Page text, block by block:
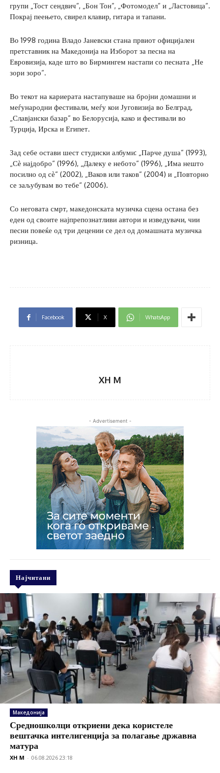
групи „Тост сендвич“, „Бон Тон“, „Фотомодел“ и „Ластовица“.
Покрај пеењето, свирел клавир, гитара и тапани.
Во 1998 година Владо Јаневски стана првиот официјален
претставник на Македонија на Изборот за песна на
Евровизија, каде што во Бирмингем настапи со песната „Не
зори зоро“.
Во текот на кариерата настапуваше на бројни домашни и
меѓународни фестивали, меѓу кои Југовизија во Белград,
„Славјански базар“ во Белорусија, како и фестивали во
Турција, Ирска и Египет.
Зад себе остави шест студиски албуми: „Парче душа“ (1993),
„Сѐ најдобро“ (1996), „Далеку е небото“ (1996), „Има нешто
посилно од сѐ“ (2002), „Ваков или таков“ (2004) и „Повторно
се заљубувам во тебе“ (2006).
Со неговата смрт, македонската музичка сцена остана без
еден од своите најпрепознатливи автори и изведувачи, чии
песни повеќе од три децении се дел од домашната музичка
ризница.
Facebook X WhatsApp
XH M
- Advertisement -
Најчитани
Македонија
Средношколци откриени дека користеле
вештачка интелигенција за полагање државна
матура
XH M - 06.08.2026 23:18